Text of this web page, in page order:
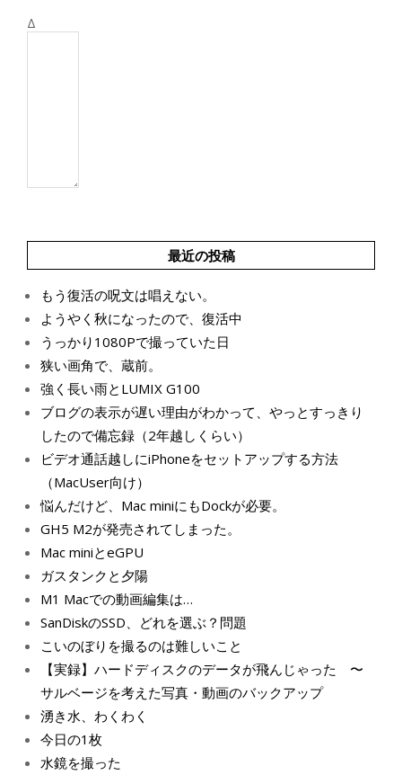
Δ
最近の投稿
もう復活の呪文は唱えない。
ようやく秋になったので、復活中
うっかり1080Pで撮っていた日
狭い画角で、蔵前。
強く長い雨とLUMIX G100
ブログの表示が遅い理由がわかって、やっとすっきり
したので備忘録（2年越しくらい）
ビデオ通話越しにiPhoneをセットアップする方法
（MacUser向け）
悩んだけど、Mac miniにもDockが必要。
GH5 M2が発売されてしまった。
Mac miniとeGPU
ガスタンクと夕陽
M1 Macでの動画編集は…
SanDiskのSSD、どれを選ぶ？問題
こいのぼりを撮るのは難しいこと
【実録】ハードディスクのデータが飛んじゃった 〜
サルベージを考えた写真・動画のバックアップ
湧き水、わくわく
今日の1枚
水鏡を撮った